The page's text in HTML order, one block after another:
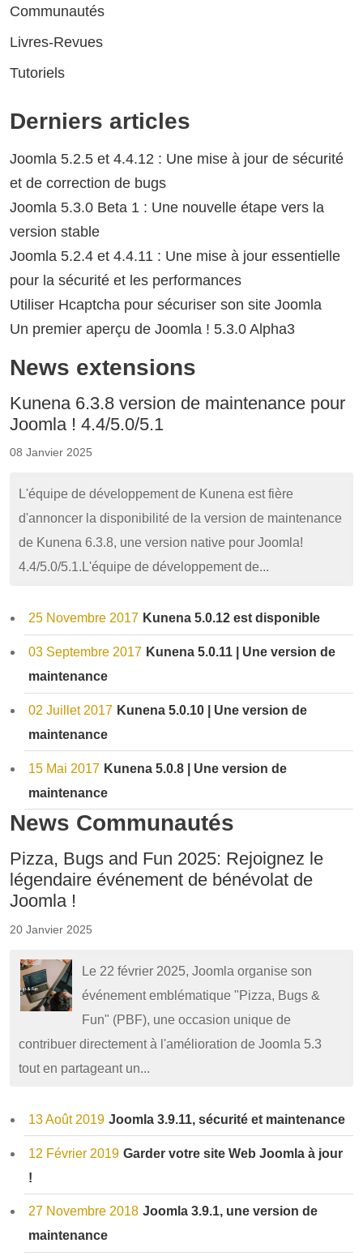
Communautés
Livres-Revues
Tutoriels
Derniers articles
Joomla 5.2.5 et 4.4.12 : Une mise à jour de sécurité
et de correction de bugs
Joomla 5.3.0 Beta 1 : Une nouvelle étape vers la
version stable
Joomla 5.2.4 et 4.4.11 : Une mise à jour essentielle
pour la sécurité et les performances
Utiliser Hcaptcha pour sécuriser son site Joomla
Un premier aperçu de Joomla ! 5.3.0 Alpha3
News extensions
Kunena 6.3.8 version de maintenance pour
Joomla ! 4.4/5.0/5.1
08 Janvier 2025
L'équipe de développement de Kunena est fière
d'annoncer la disponibilité de la version de maintenance
de Kunena 6.3.8, une version native pour Joomla!
4.4/5.0/5.1.L'équipe de développement de...
25 Novembre 2017 Kunena 5.0.12 est disponible
03 Septembre 2017 Kunena 5.0.11 | Une version de
maintenance
02 Juillet 2017 Kunena 5.0.10 | Une version de
maintenance
15 Mai 2017 Kunena 5.0.8 | Une version de
maintenance
News Communautés
Pizza, Bugs and Fun 2025: Rejoignez le
légendaire événement de bénévolat de
Joomla !
20 Janvier 2025
Le 22 février 2025, Joomla organise son
événement emblématique "Pizza, Bugs &
Fun" (PBF), une occasion unique de
contribuer directement à l'amélioration de Joomla 5.3
tout en partageant un...
13 Août 2019 Joomla 3.9.11, sécurité et maintenance
12 Février 2019 Garder votre site Web Joomla à jour
!
27 Novembre 2018 Joomla 3.9.1, une version de
maintenance